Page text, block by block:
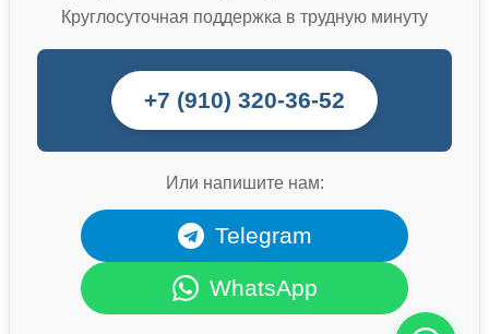
Круглосуточная поддержка в трудную минуту
+7 (910) 320-36-52
Или напишите нам:
Telegram
WhatsApp